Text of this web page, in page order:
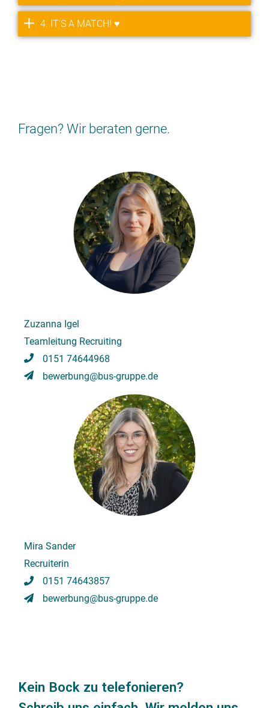
4. IT'S A MATCH! ♥
Fragen? Wir beraten gerne.
Zuzanna Igel
Teamleitung Recruiting
0151 74644968
bewerbung@bus-gruppe.de
Mira Sander
Recruiterin
0151 74643857
bewerbung@bus-gruppe.de
Kein Bock zu telefonieren?